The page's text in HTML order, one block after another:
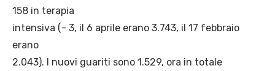
158 in terapia
intensiva (- 3, il 6 aprile erano 3.743, il 17 febbraio
erano
2.043). I nuovi guariti sono 1.529, ora in totale